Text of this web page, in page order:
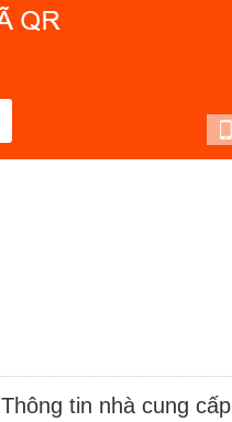
Thông tin nhà cung cấp